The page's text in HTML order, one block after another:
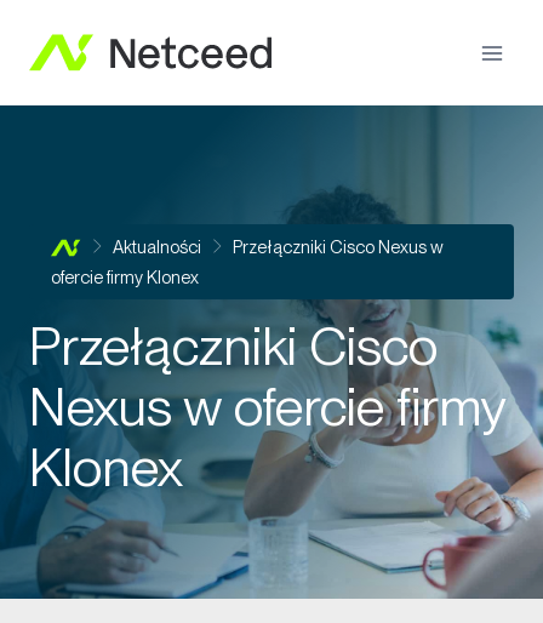
Aktualności
Przełączniki Cisco Nexus w
ofercie firmy Klonex
Przełączniki Cisco
Nexus w ofercie firmy
Klonex